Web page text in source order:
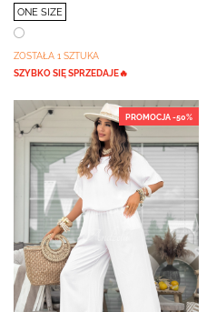
ONE SIZE
ZOSTAŁA 1 SZTUKA
SZYBKO SIĘ SPRZEDAJE🔥
PROMOCJA -50%